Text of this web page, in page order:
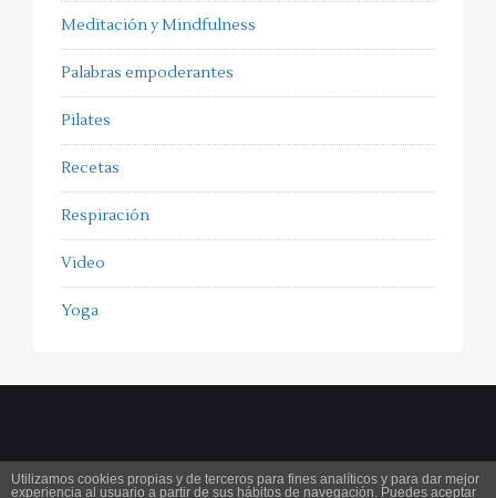
Meditación y Mindfulness
Palabras empoderantes
Pilates
Recetas
Respiración
Video
Yoga
Utilizamos cookies propias y de terceros para fines analíticos y para dar mejor
experiencia al usuario a partir de sus hábitos de navegación. Puedes aceptar